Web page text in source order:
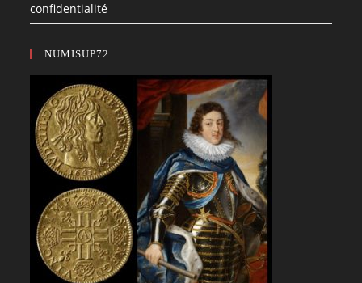
confidentialité
NUMISUP72